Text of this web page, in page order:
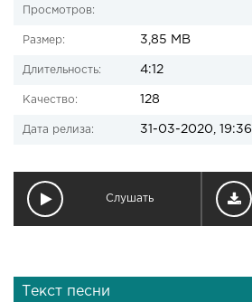
Просмотров:
Размер: 3,85 MB
Длительность: 4:12
Качество: 128
Дата релиза: 31-03-2020, 19:36
Слушать
Текст песни